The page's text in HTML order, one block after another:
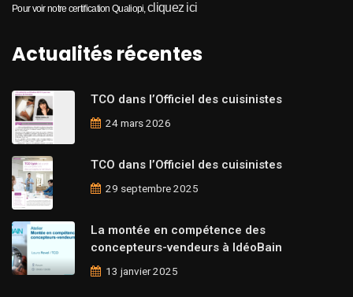
Pour voir notre certification Qualiopi,cliquez ici
Actualités récentes
TCO dans l’Officiel des cuisinistes
24 mars 2026
TCO dans l’Officiel des cuisinistes
29 septembre 2025
La montée en compétence des
concepteurs-vendeurs à IdéoBain
13 janvier 2025